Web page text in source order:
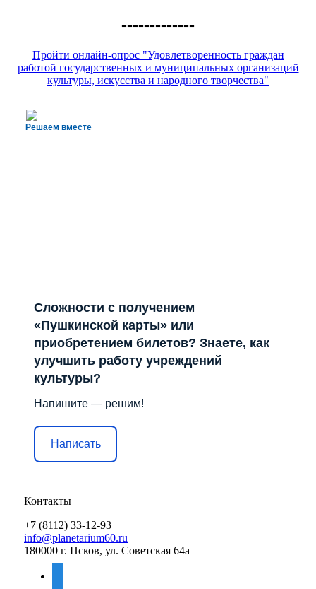
-------------
Пройти онлайн-опрос "Удовлетворенность граждан
работой государственных и муниципальных организаций
культуры, искусства и народного творчества"
Решаем вместе
Сложности с получением
«Пушкинской карты» или
приобретением билетов? Знаете, как
улучшить работу учреждений
культуры?
Напишите — решим!
Написать
Контакты
+7 (8112) 33-12-93
info@planetarium60.ru
180000 г. Псков, ул. Советская 64а